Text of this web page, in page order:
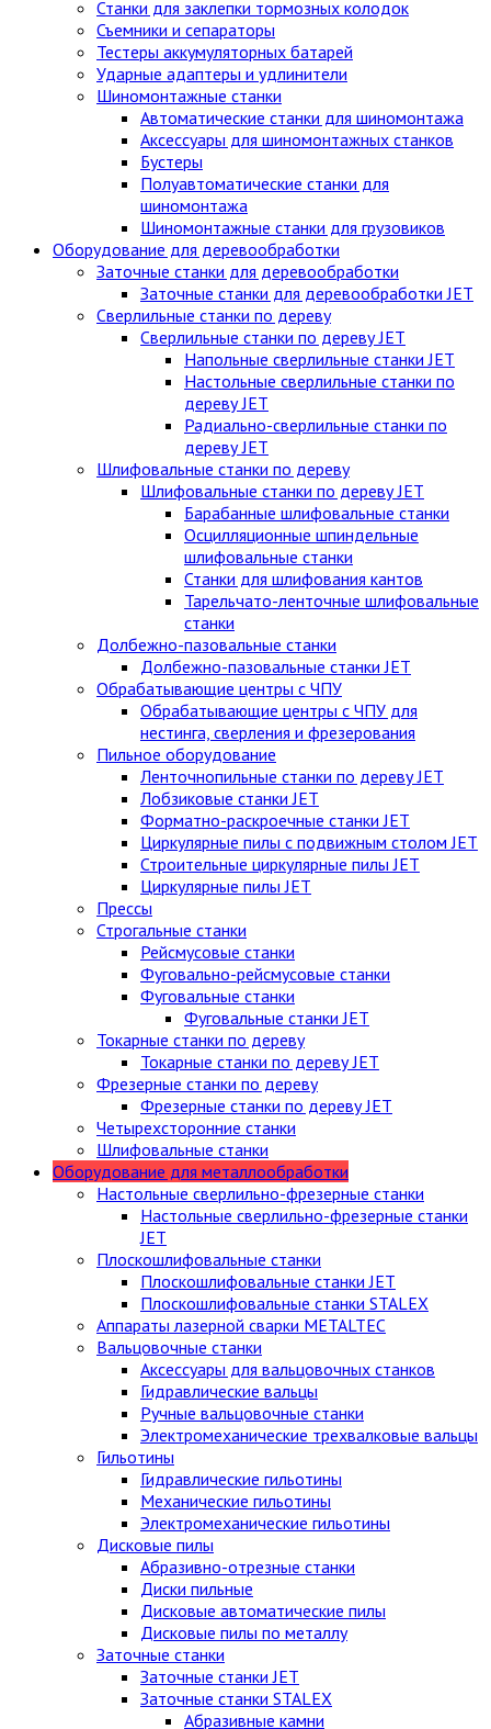
Станки для заклепки тормозных колодок
Съемники и сепараторы
Тестеры аккумуляторных батарей
Ударные адаптеры и удлинители
Шиномонтажные станки
Автоматические станки для шиномонтажа
Аксессуары для шиномонтажных станков
Бустеры
Полуавтоматические станки для
шиномонтажа
Шиномонтажные станки для грузовиков
Оборудование для деревообработки
Заточные станки для деревообработки
Заточные станки для деревообработки JET
Сверлильные станки по дереву
Сверлильные станки по дереву JET
Напольные сверлильные станки JET
Настольные сверлильные станки по
дереву JET
Радиально-сверлильные станки по
дереву JET
Шлифовальные станки по дереву
Шлифовальные станки по дереву JET
Барабанные шлифовальные станки
Осцилляционные шпиндельные
шлифовальные станки
Станки для шлифования кантов
Тарельчато-ленточные шлифовальные
станки
Долбежно-пазовальные станки
Долбежно-пазовальные станки JET
Обрабатывающие центры с ЧПУ
Обрабатывающие центры с ЧПУ для
нестинга, сверления и фрезерования
Пильное оборудование
Ленточнопильные станки по дереву JET
Лобзиковые станки JET
Форматно-раскроечные станки JET
Циркулярные пилы c подвижным столом JET
Строительные циркулярные пилы JET
Циркулярные пилы JET
Прессы
Строгальные станки
Рейсмусовые станки
Фуговально-рейсмусовые станки
Фуговальные станки
Фуговальные станки JET
Токарные станки по дереву
Токарные станки по дереву JET
Фрезерные станки по дереву
Фрезерные станки по дереву JET
Четырехсторонние станки
Шлифовальные станки
Оборудование для металлообработки
Настольные сверлильно-фрезерные станки
Настольные сверлильно-фрезерные станки
JET
Плоскошлифовальные станки
Плоскошлифовальные станки JET
Плоскошлифовальные станки STALEX
Аппараты лазерной сварки METALTEC
Вальцовочные станки
Аксессуары для вальцовочных станков
Гидравлические вальцы
Ручные вальцовочные станки
Электромеханические трехвалковые вальцы
Гильотины
Гидравлические гильотины
Механические гильотины
Электромеханические гильотины
Дисковые пилы
Абразивно-отрезные станки
Диски пильные
Дисковые автоматические пилы
Дисковые пилы по металлу
Заточные станки
Заточные станки JET
Заточные станки STALEX
Абразивные камни